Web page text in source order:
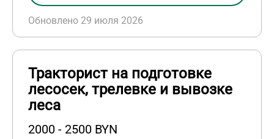
Обновлено 29 июля 2026
Тракторист на подготовке
лесосек, трелевке и вывозке
леса
2000 - 2500 BYN